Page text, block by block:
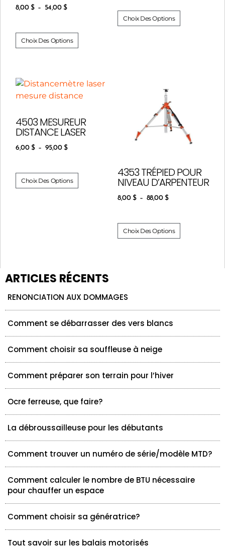
8,00 $ – 54,00 $
Choix Des Options
Choix Des Options
4503 MESUREUR
DISTANCE LASER
6,00 $ – 95,00 $
Choix Des Options
4353 TRÉPIED POUR
NIVEAU D’ARPENTEUR
8,00 $ – 88,00 $
Choix Des Options
ARTICLES RÉCENTS
RENONCIATION AUX DOMMAGES
Comment se débarrasser des vers blancs
Comment choisir sa souffleuse à neige
Comment préparer son terrain pour l’hiver
Ocre ferreuse, que faire?
La débroussailleuse pour les débutants
Comment trouver un numéro de série/modèle MTD?
Comment calculer le nombre de BTU nécessaire
pour chauffer un espace
Comment choisir sa génératrice?
Tout savoir sur les balais motorisés